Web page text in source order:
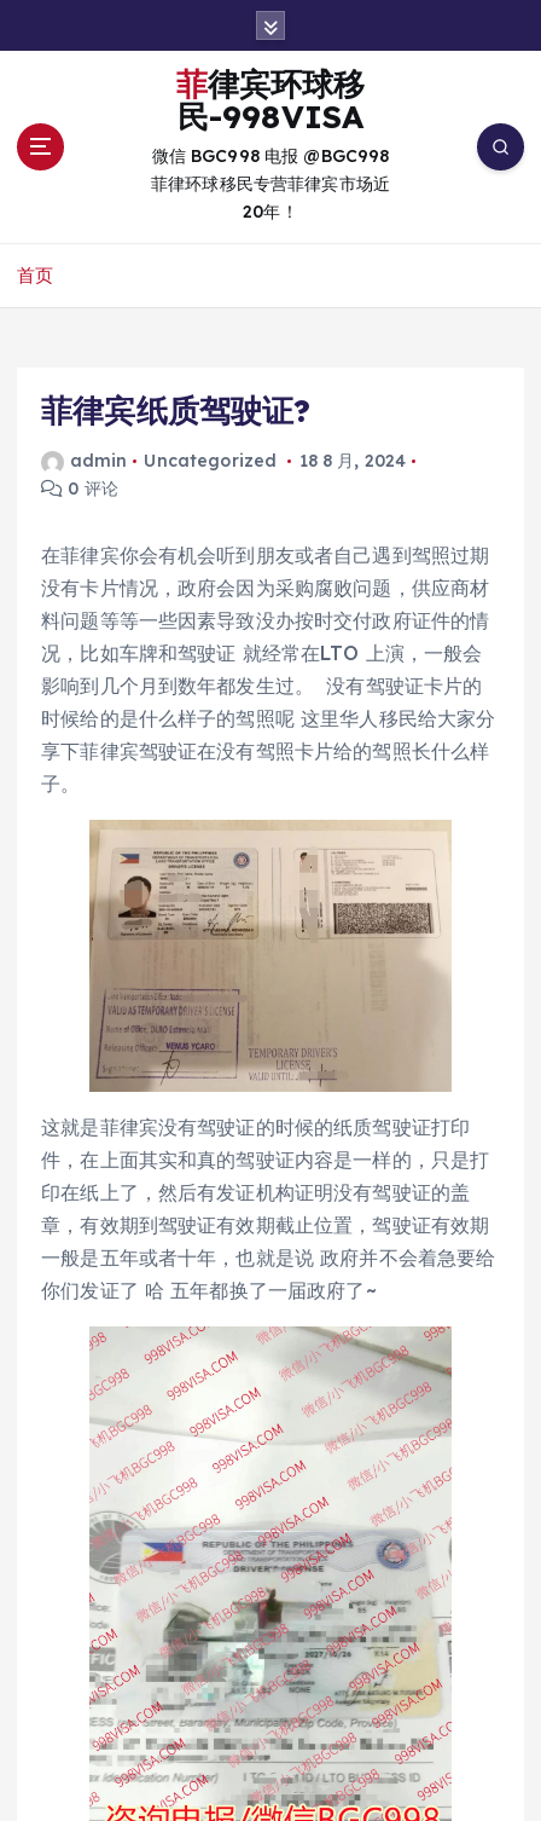
菲律宾环球移
民-998VISA
微信 BGC998 电报 @BGC998
菲律环球移民专营菲律宾市场近
20年！
首页
菲律宾纸质驾驶证?
admin Uncategorized
18 8 月, 2024
0 评论
在菲律宾你会有机会听到朋友或者自己遇到驾照过期
没有卡片情况，政府会因为采购腐败问题，供应商材
料问题等等一些因素导致没办按时交付政府证件的情
况，比如车牌和驾驶证 就经常在LTO 上演，一般会
影响到几个月到数年都发生过。 没有驾驶证卡片的
时候给的是什么样子的驾照呢 这里华人移民给大家分
享下菲律宾驾驶证在没有驾照卡片给的驾照长什么样
子。
这就是菲律宾没有驾驶证的时候的纸质驾驶证打印
件，在上面其实和真的驾驶证内容是一样的，只是打
印在纸上了，然后有发证机构证明没有驾驶证的盖
章，有效期到驾驶证有效期截止位置，驾驶证有效期
一般是五年或者十年，也就是说 政府并不会着急要给
你们发证了 哈 五年都换了一届政府了~